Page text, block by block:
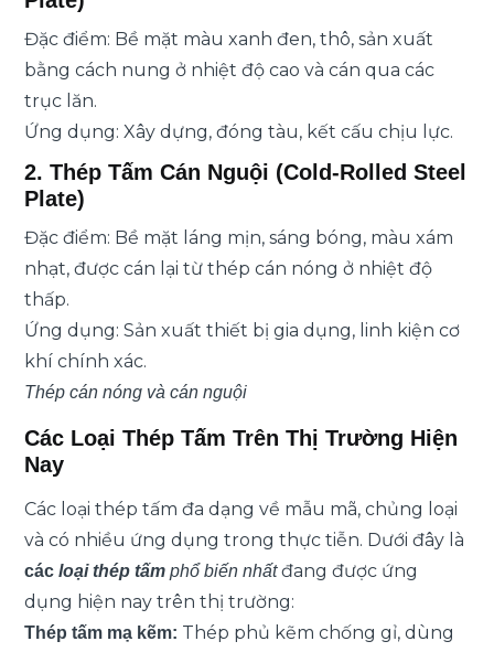
Đặc điểm: Bề mặt màu xanh đen, thô, sản xuất
bằng cách nung ở nhiệt độ cao và cán qua các
trục lăn.
Ứng dụng: Xây dựng, đóng tàu, kết cấu chịu lực.
2. Thép Tấm Cán Nguội (Cold-Rolled Steel
Plate)
Đặc điểm: Bề mặt láng mịn, sáng bóng, màu xám
nhạt, được cán lại từ thép cán nóng ở nhiệt độ
thấp.
Ứng dụng: Sản xuất thiết bị gia dụng, linh kiện cơ
khí chính xác.
Thép cán nóng và cán nguội
Các Loại Thép Tấm Trên Thị Trường Hiện
Nay
Các loại thép tấm đa dạng về mẫu mã, chủng loại
và có nhiều ứng dụng trong thực tiễn. Dưới đây là
các loại thép tấm phổ biến nhấtđang được ứng
dụng hiện nay trên thị trường:
Thép tấm mạ kẽm: Thép phủ kẽm chống gỉ, dùng